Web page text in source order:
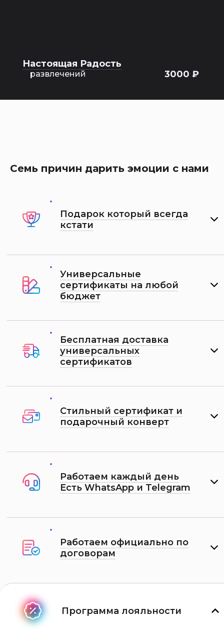
Настоящая Радость
развлечений 3000 ₽
Семь причин дарить эмоции с нами
Подарок который всегда
кстати
Универсальные
сертификаты на любой
бюджет
Бесплатная доставка
универсальных
сертификатов
Стильный сертификат и
подарочный конверт
Работаем каждый день
Есть WhatsApp и Telеgram
Работаем официально по
договорам
Программа лояльности